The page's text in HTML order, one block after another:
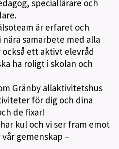
speciallärare och
är erfaret och
samarbete med alla
också ett aktivt elevråd
ha roligt i skolan och
Gränby allaktivitetshus
för dig och dina
de fixar!
kul och vi ser fram emot
gemenskap –